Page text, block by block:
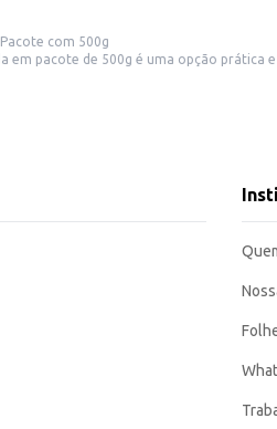
com 500g
e versátil para diversas aplicações. Sua textura e sabor torrado a tornam ideal
oferece praticidade e rendimento,